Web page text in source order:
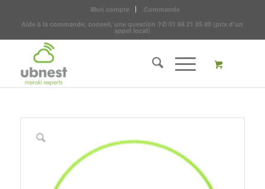
Mon compte
Commande
Aide à la commande, conseil, une question ?✆ 01 84 21 85 89 (prix d'un
appel local)